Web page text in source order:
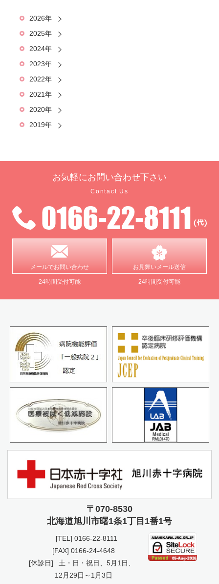
2026年
2025年
2024年
2023年
2022年
2021年
2020年
2019年
お気軽に お問い合わせ下さい
Contact Us
メールでお問い合わせ
24時間受付可能
お見舞いメール送信
24時間受付可能
〒070-8530
北海道旭川市曙1条1丁目1番1号
[TEL] 0166-22-8111
[FAX] 0166-24-4648
[休診日]
土・日・祝日、5月1日、
12月29日～1月3日